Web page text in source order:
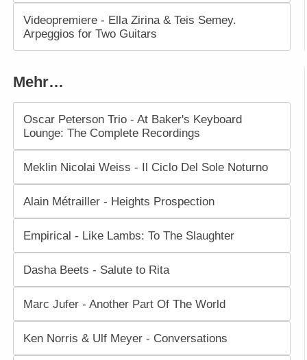
Videopremiere - Ella Zirina & Teis Semey.
Arpeggios for Two Guitars
Mehr…
Oscar Peterson Trio - At Baker's Keyboard
Lounge: The Complete Recordings
Meklin Nicolai Weiss - Il Ciclo Del Sole Noturno
Alain Métrailler - Heights Prospection
Empirical - Like Lambs: To The Slaughter
Dasha Beets - Salute to Rita
Marc Jufer - Another Part Of The World
Ken Norris & Ulf Meyer - Conversations